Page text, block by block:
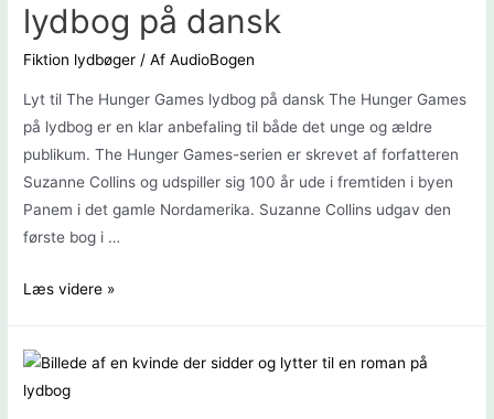
lydbog på dansk
Fiktion lydbøger / AfAudioBogen
Lyt til The Hunger Games lydbog på dansk The Hunger Games
på lydbog er en klar anbefaling til både det unge og ældre
publikum. The Hunger Games-serien er skrevet af forfatteren
Suzanne Collins og udspiller sig 100 år ude i fremtiden i byen
Panem i det gamle Nordamerika. Suzanne Collins udgav den
første bog i …
Lyt
Hunger
Games
Læs videre »